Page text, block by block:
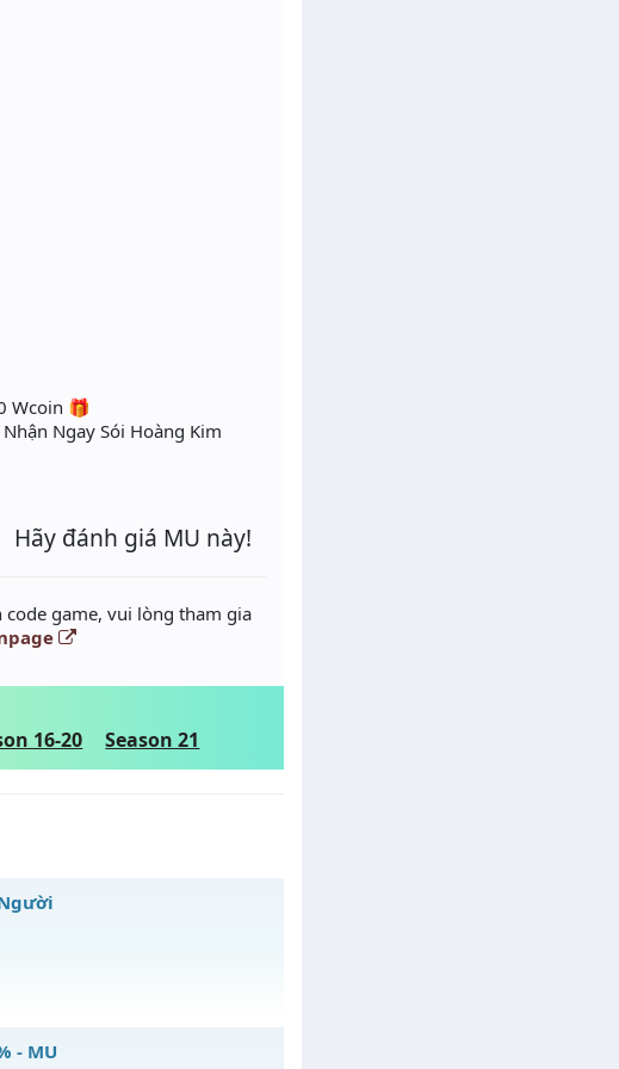
Wcoin 🎁
Ngay Sói Hoàng Kim
Hãy đánh giá MU này!
game, vui lòng tham gia
16-20 Season 21
- MU